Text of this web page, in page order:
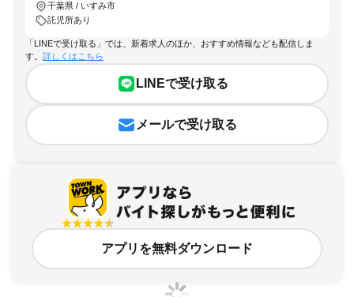
千葉県 / いすみ市
託児所あり
「LINEで受け取る」では、新着求人のほか、おすすめ情報なども配信しま
す。 詳しくはこちら
LINEで受け取る
メールで受け取る
アプリを無料ダウンロード